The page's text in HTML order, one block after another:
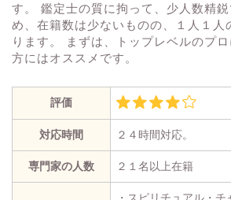
す。 鑑定士の質に拘って、少人数精
め、在籍数は少ないものの、１人１人
ります。 まずは、トップレベルのプ
方にはオススメです。
評価
対応時間 ２４時間対応。
専門家の人数 ２１名以上在籍